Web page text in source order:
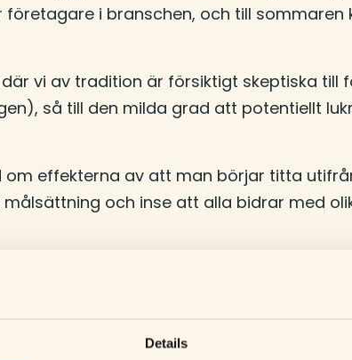
Details
i branschen, och till sommaren
vi av tradition är försiktigt skeptiska
så till den milda grad att potentiellt
effekterna av att man börjar titta
och inse att alla bidrar med
vara en del i ett kommunalförbund till